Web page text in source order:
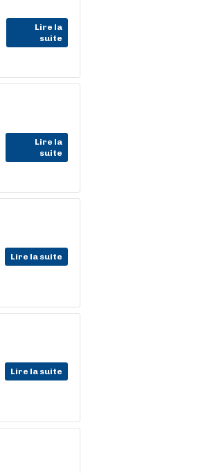
Lire la
suite
Lire la
suite
Lire la suite
Lire la suite